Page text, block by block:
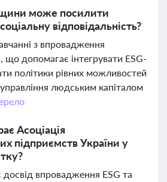
може посилити
відповідальність?
з впровадження
що допомагає інтегрувати ESG-
політики рівних можливостей
людським капіталом
Асоціація
підприємств України у
впровадження ESG та